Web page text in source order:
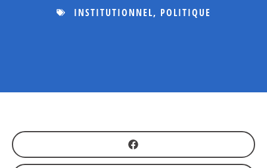
INSTITUTIONNEL, POLITIQUE